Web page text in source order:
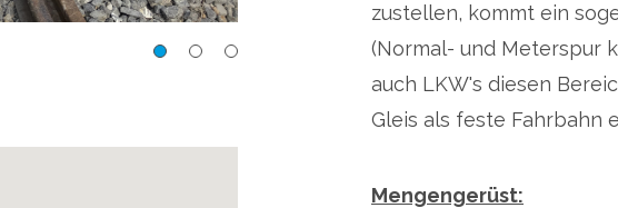
KVA Trimmis, Erweiterung
zustellen, kommt ein
(Normal- und Meterspur
auch LKW's diesen
Gleis als feste Fahrbahn
Mengengerüst: